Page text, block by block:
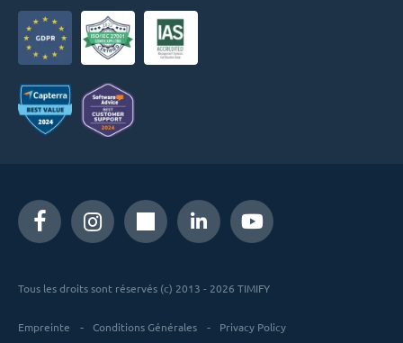
Tous les droits sont réservés (c) 2013 - 2026 TIMIFY
Empreinte Conditions Générales Privacy Policy